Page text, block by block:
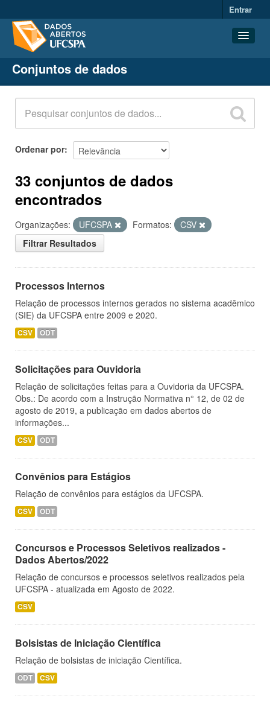
Entrar
Conjuntos de dados
Organizações
Grupos
Sobre
Conjuntos de dados
Ordenar por
33 conjuntos de dados
encontrados
Organizações: UFCSPA Formatos:
CSV
Filtrar Resultados
Processos Internos
Relação de processos internos gerados no sistema acadêmico
(SIE) da UFCSPA entre 2009 e 2020.
CSV ODT
Solicitações para Ouvidoria
Relação de solicitações feitas para a Ouvidoria da UFCSPA.
Obs.: De acordo com a Instrução Normativa n° 12, de 02 de
agosto de 2019, a publicação em dados abertos de
informações...
CSV ODT
Convênios para Estágios
Relação de convênios para estágios da UFCSPA.
CSV ODT
Concursos e Processos Seletivos realizados -
Dados Abertos/2022
Relação de concursos e processos seletivos realizados pela
UFCSPA - atualizada em Agosto de 2022.
CSV
Bolsistas de Iniciação Científica
Relação de bolsistas de iniciação Científica.
ODT CSV